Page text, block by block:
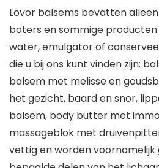
Lovor balsems bevatten
boters en sommige producten
water, emulgator of
die u bij ons kunt vinden zijn:
balsem met melisse en
het gezicht, baard en snor,
balsem, body butter met
massageblok met
vettig en worden